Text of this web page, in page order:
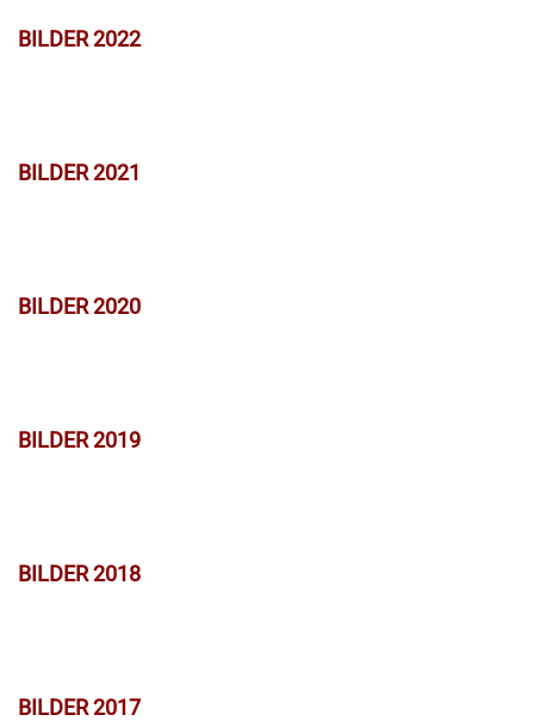
BILDER 2022
BILDER 2021
BILDER 2020
BILDER 2019
BILDER 2018
BILDER 2017